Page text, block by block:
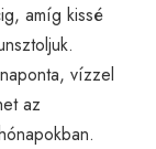
amíg kissé
vízzel
az